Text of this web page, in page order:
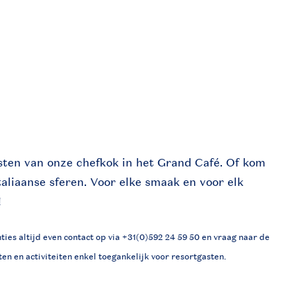
van onze chefkok in het Grand Café. Of kom
sferen. Voor elke smaak en voor elk
altijd even contact op via +31(0)592 24 59 50 en vraag naar de
en activiteiten enkel toegankelijk voor resortgasten.